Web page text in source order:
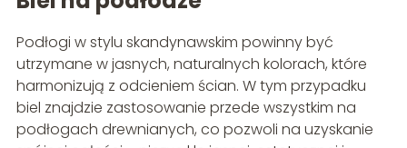
Podłogi w stylu skandynawskim powinny być
utrzymane w jasnych, naturalnych kolorach, które
harmonizują z odcieniem ścian. W tym przypadku
biel znajdzie zastosowanie przede wszystkim na
podłogach drewnianych, co pozwoli na uzyskanie